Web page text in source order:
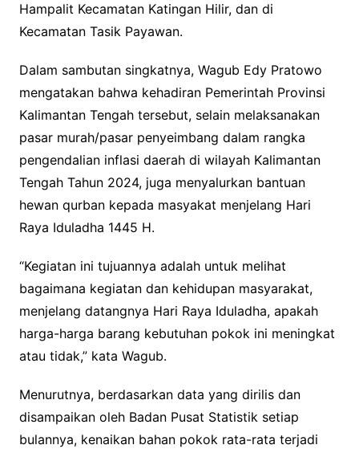
Hampalit Kecamatan Katingan Hilir, dan di
Kecamatan Tasik Payawan.
Dalam sambutan singkatnya, Wagub Edy Pratowo
mengatakan bahwa kehadiran Pemerintah Provinsi
Kalimantan Tengah tersebut, selain melaksanakan
pasar murah/pasar penyeimbang dalam rangka
pengendalian inflasi daerah di wilayah Kalimantan
Tengah Tahun 2024, juga menyalurkan bantuan
hewan qurban kepada masyakat menjelang Hari
Raya Iduladha 1445 H.
“Kegiatan ini tujuannya adalah untuk melihat
bagaimana kegiatan dan kehidupan masyarakat,
menjelang datangnya Hari Raya Iduladha, apakah
harga-harga barang kebutuhan pokok ini meningkat
atau tidak,” kata Wagub.
Menurutnya, berdasarkan data yang dirilis dan
disampaikan oleh Badan Pusat Statistik setiap
bulannya, kenaikan bahan pokok rata-rata terjadi